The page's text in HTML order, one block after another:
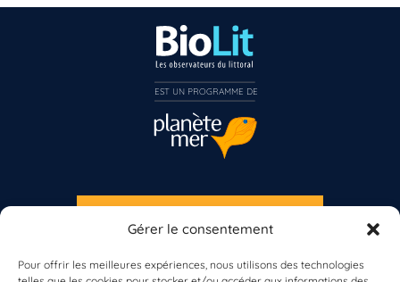
Gérer le consentement
Pour offrir les meilleures expériences, nous utilisons des technologies
S'INSCRIRE À LA NEWSLETTER